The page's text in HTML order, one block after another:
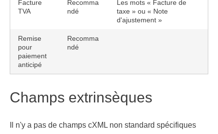
Facture
TVA
Recomma
ndé
Les mots « Facture de
taxe » ou « Note
d'ajustement »
Remise
pour
paiement
anticipé
Recomma
ndé
Champs extrinsèques
Il n'y a pas de champs cXML non standard spécifiques